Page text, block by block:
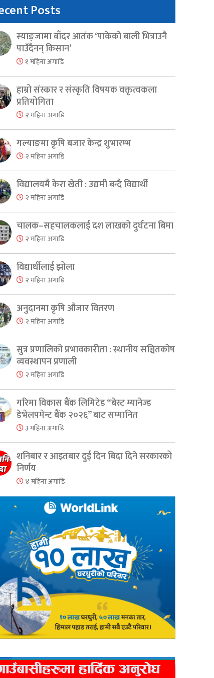
Posts
स्याङ्जामा बाँदर आतंक ‘पाकेको बाली भित्राउनै
पाउँदैनन् किसान’
१ महिना अगाडि
हाम्रो संस्कार र संस्कृति विषयक वक्तृत्वकला
प्रतियोगिता
२ महिना अगाडि
गल्याङमा कृषि बजार केन्द्र शुभारम्भ
२ महिना अगाडि
विद्यालयमै केरा खेती : उद्यमी बन्दै विद्यार्थी
२ महिना अगाडि
चालक–सहचालकलाई दश लाखको दुर्घटना बिमा
२ महिना अगाडि
विद्यार्थीलाई झोला
२ महिना अगाडि
अनुदानमा कृषि औजार वितरण
२ महिना अगाडि
सुत्र प्रणालिको प्रभावकारीता : स्थानीय सञ्चितकोष
व्यवस्थापन प्रणाली
२ महिना अगाडि
गरिमा विकास बैंक लिमिटेड “बेस्ट म्यानेज्ड
डेभेलपमेन्ट बैंक २०२६” बाट सम्मानित
३ महिना अगाडि
शनिबार र आइतबार दुई दिन बिदा दिने सरकारको
निर्णय
४ महिना अगाडि